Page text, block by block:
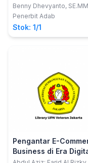
Benny Dhevyanto,
Penerbit Adab
Stok: 1/1
Pengantar E-
Business di Era